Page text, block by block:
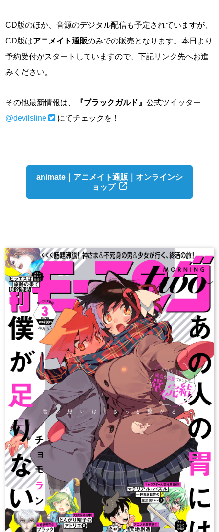
CD版のほか、音源のデジタル配信も予定されていますが、
CD版はアニメイト通販のみでの販売となります。本日より
予約受付がスタートしていますので、下記リンク先へお進
みください。
その他最新情報は、 『ブラックガルド』公式ツイッター
@devilsline
にてチェックを！
animate｜アニメイト通販｜オンラインシ
ョップ